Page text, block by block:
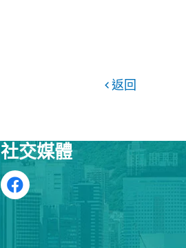
返回
社交媒體